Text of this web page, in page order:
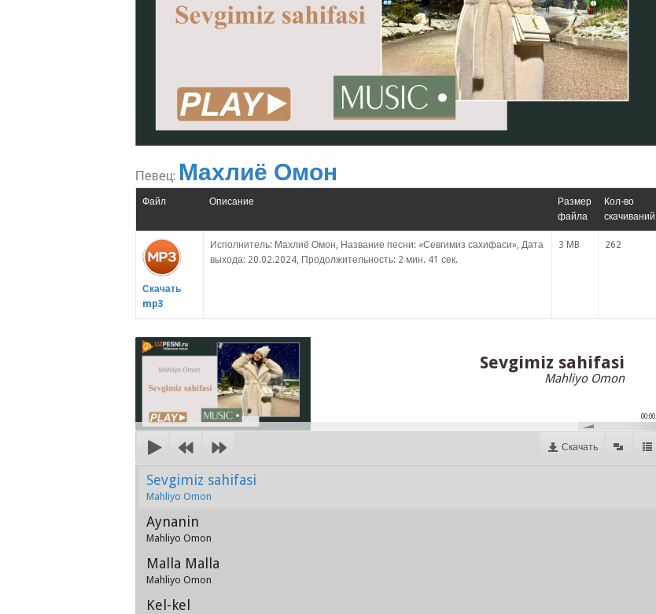
Певец: Махлиё Омон
Файл Описание
Размер
файла
Кол-во
скачиваний
Скачать
mp3
Исполнитель: Махлиё Омон, Название песни: «Севгимиз сахифаси», Дата
выхода: 20.02.2024, Продолжительность: 2 мин. 41 сек.
3 MB 262
Sevgimiz sahifasi
Mahliyo Omon
00:00
Скачать
Sevgimiz sahifasi
Mahliyo Omon
Aynanin
Mahliyo Omon
Malla Malla
Mahliyo Omon
Kel-kel